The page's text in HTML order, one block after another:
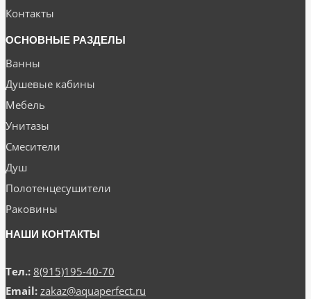
Контакты
ОСНОВНЫЕ РАЗДЕЛЫ
Ванны
Душевые кабины
Мебель
Унитазы
Смесители
Душ
Полотенцесушители
Раковины
НАШИ КОНТАКТЫ
Тел.: 8(915)195-40-70
Email: zakaz@aquaperfect.ru